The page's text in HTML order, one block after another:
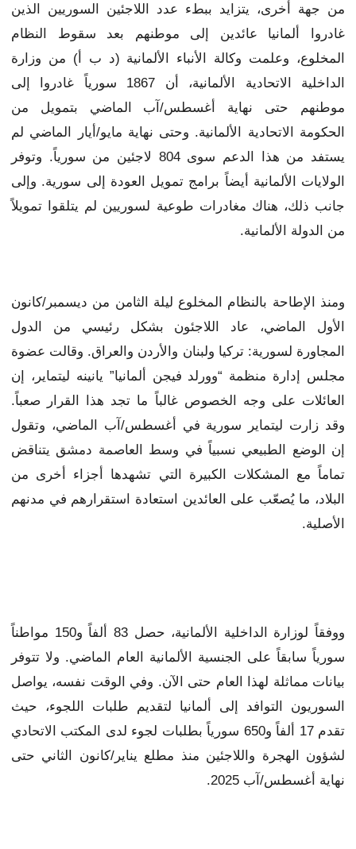
من جهة أخرى، يتزايد ببطء عدد اللاجئين السوريين الذين
غادروا ألمانيا عائدين إلى موطنهم بعد سقوط النظام
المخلوع، وعلمت وكالة الأنباء الألمانية (د ب أ) من وزارة
الداخلية الاتحادية الألمانية، أن 1867 سورياً غادروا إلى
موطنهم حتى نهاية أغسطس/آب الماضي بتمويل من
الحكومة الاتحادية الألمانية. وحتى نهاية مايو/أيار الماضي لم
يستفد من هذا الدعم سوى 804 لاجئين من سورياً. وتوفر
الولايات الألمانية أيضاً برامج تمويل العودة إلى سورية. وإلى
جانب ذلك، هناك مغادرات طوعية لسوريين لم يتلقوا تمويلاً
من الدولة الألمانية.
ومنذ الإطاحة بالنظام المخلوع ليلة الثامن من ديسمبر/كانون
الأول الماضي، عاد اللاجئون بشكل رئيسي من الدول
المجاورة لسورية: تركيا ولبنان والأردن والعراق. وقالت عضوة
مجلس إدارة منظمة “وورلد فيجن ألمانيا” يانينه ليتماير، إن
العائلات على وجه الخصوص غالباً ما تجد هذا القرار صعباً.
وقد زارت ليتماير سورية في أغسطس/آب الماضي، وتقول
إن الوضع الطبيعي نسبياً في وسط العاصمة دمشق يتناقض
تماماً مع المشكلات الكبيرة التي تشهدها أجزاء أخرى من
البلاد، ما يُصعّب على العائدين استعادة استقرارهم في مدنهم
الأصلية.
ووفقاً لوزارة الداخلية الألمانية، حصل 83 ألفاً و150 مواطناً
سورياً سابقاً على الجنسية الألمانية العام الماضي. ولا تتوفر
بيانات مماثلة لهذا العام حتى الآن. وفي الوقت نفسه، يواصل
السوريون التوافد إلى ألمانيا لتقديم طلبات اللجوء، حيث
تقدم 17 ألفاً و650 سورياً بطلبات لجوء لدى المكتب الاتحادي
لشؤون الهجرة واللاجئين منذ مطلع يناير/كانون الثاني حتى
نهاية أغسطس/آب 2025.